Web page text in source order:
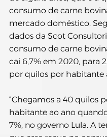
consumo de carne
mercado doméstico.
dados da Scot
consumo de carne
cai 6,7% em 2020, para
por quilos por habitante
“Chegamos a 40 quilos
habitante ao ano
7%, no governo Lula. A